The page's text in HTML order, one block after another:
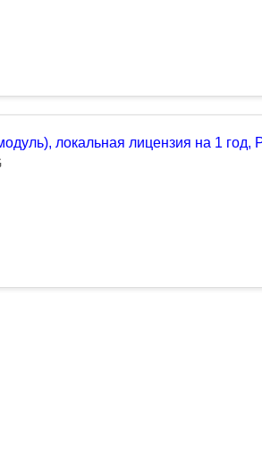
локальная лицензия на 1 год,